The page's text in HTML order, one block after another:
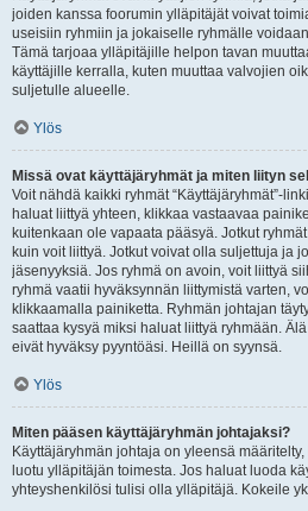
joiden kanssa foorumin ylläpitäjät voivat
useisiin ryhmiin ja jokaiselle ryhmälle
Tämä tarjoaa ylläpitäjille helpon tavan
käyttäjille kerralla, kuten muuttaa valvojien
suljetulle alueelle.
Ylös
Missä ovat käyttäjäryhmät ja miten liityn
Voit nähdä kaikki ryhmät “Käyttäjäryhmät”-
haluat liittyä yhteen, klikkaa vastaavaa
kuitenkaan ole vapaata pääsyä. Jotkut
kuin voit liittyä. Jotkut voivat olla suljettuja ja
jäsenyyksiä. Jos ryhmä on avoin, voit liittyä
ryhmä vaatii hyväksynnän liittymistä varten,
klikkaamalla painiketta. Ryhmän johtajan
saattaa kysyä miksi haluat liittyä ryhmään.
eivät hyväksy pyyntöäsi. Heillä on syynsä.
Ylös
Miten pääsen käyttäjäryhmän johtajaksi?
Käyttäjäryhmän johtaja on yleensä
luotu ylläpitäjän toimesta. Jos haluat luoda
yhteyshenkilösi tulisi olla ylläpitäjä. Kokeile